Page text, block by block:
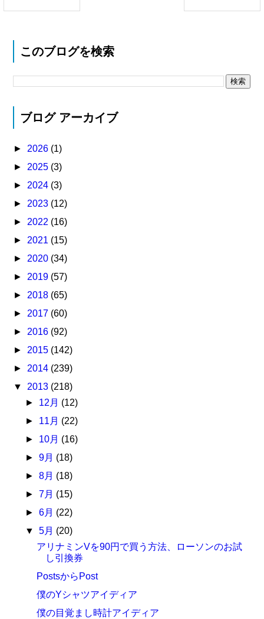
このブログを検索
ブログ アーカイブ
► 2026 (1)
► 2025 (3)
► 2024 (3)
► 2023 (12)
► 2022 (16)
► 2021 (15)
► 2020 (34)
► 2019 (57)
► 2018 (65)
► 2017 (60)
► 2016 (92)
► 2015 (142)
► 2014 (239)
▼ 2013 (218)
► 12月 (12)
► 11月 (22)
► 10月 (16)
► 9月 (18)
► 8月 (18)
► 7月 (15)
► 6月 (22)
▼ 5月 (20)
アリナミンVを90円で買う方法、ローソンのお試
し引換券
PostsからPost
僕のYシャツアイディア
僕の目覚まし時計アイディア